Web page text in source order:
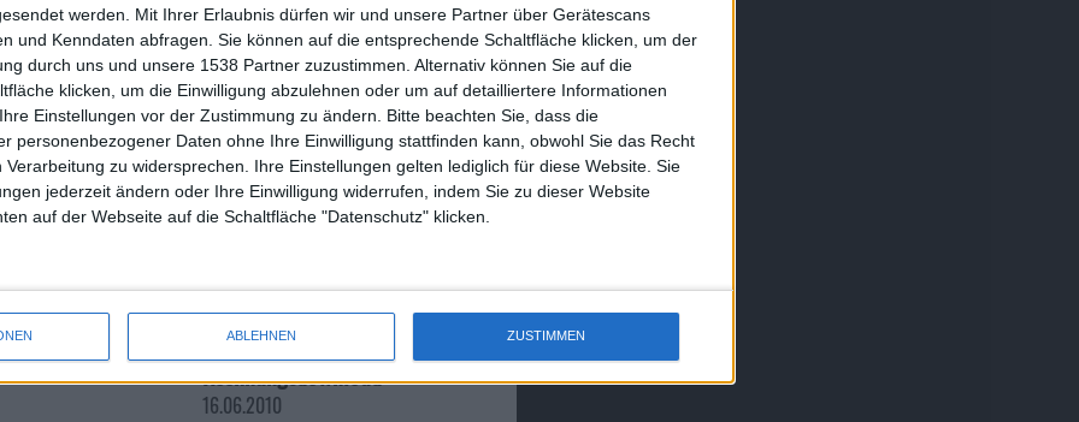
werden.
Mit Ihrer Erlaubnis dürfen wir und unsere Partner über Gerätescans
und Kenndaten abfragen. Sie können auf die entsprechende Schaltfläche klicken, um der
durch uns und unsere 1538 Partner zuzustimmen. Alternativ können Sie auf die
klicken, um die Einwilligung abzulehnen oder um auf detailliertere Informationen
Einstellungen vor der Zustimmung zu ändern.
Bitte beachten Sie, dass die
personenbezogener Daten ohne Ihre Einwilligung stattfinden kann, obwohl Sie das Recht
Verarbeitung zu widersprechen. Ihre Einstellungen gelten lediglich für diese Website. Sie
jederzeit ändern oder Ihre Einwilligung widerrufen, indem Sie zu dieser Website
auf der Webseite auf die Schaltfläche "Datenschutz" klicken.
ABLEHNEN ZUSTIMMEN
PlayStation 3: Justin Bieber s…
– Update für
touch bringt
Mein o2: Kostenlose SMS in alle
Netze, Kontoverwaltung und
Rechnungsdownload
16.06.2010